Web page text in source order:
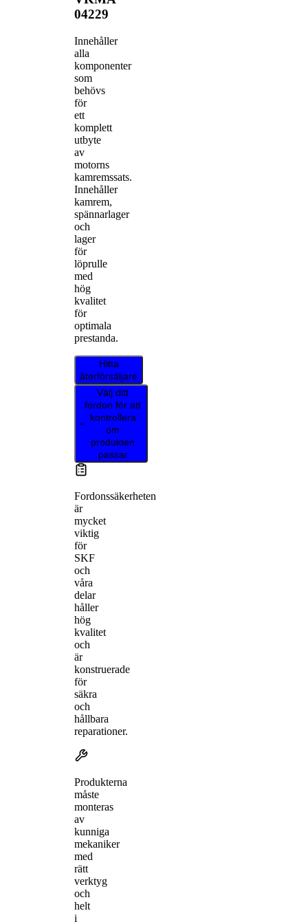
04229
Innehåller
alla
komponenter
som
behövs
för
ett
komplett
utbyte
av
motorns
kamremssats.
Innehåller
kamrem,
spännarlager
och
lager
för
löprulle
med
hög
kvalitet
för
optimala
prestanda.
Hitta
återförsäljare
Välj ditt
fordon för att
kontrollera
om
produkten
passar
Fordonssäkerheten
är
mycket
viktig
för
SKF
och
våra
delar
håller
hög
kvalitet
och
är
konstruerade
för
säkra
och
hållbara
reparationer.
Produkterna
måste
monteras
av
kunniga
mekaniker
med
rätt
verktyg
och
helt
i